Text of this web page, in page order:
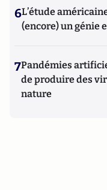
6L’étude
(encore) un génie
7Pandémies
de produire des
nature